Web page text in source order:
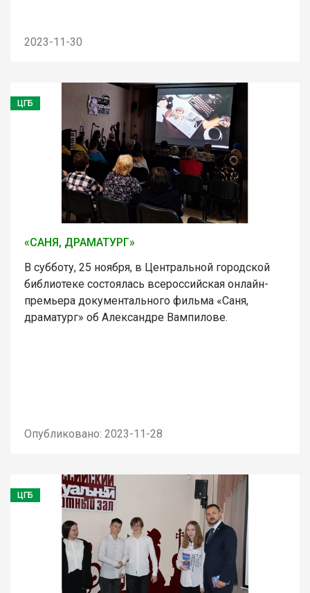
2023-11-30
ЦГБ
«САНЯ, ДРАМАТУРГ»
В субботу, 25 ноября, в Центральной городской
библиотеке состоялась всероссийская онлайн-
премьера документального фильма «Саня,
драматург» об Александре Вампилове.
Опубликовано: 2023-11-28
ЦГБ